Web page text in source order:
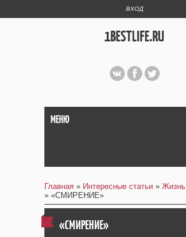
ВХОД
1BESTLIFE.RU
МЕНЮ
Главная » Интересные статьи » Жизнь
» «СМИРЕНИЕ»
«СМИРЕНИЕ»